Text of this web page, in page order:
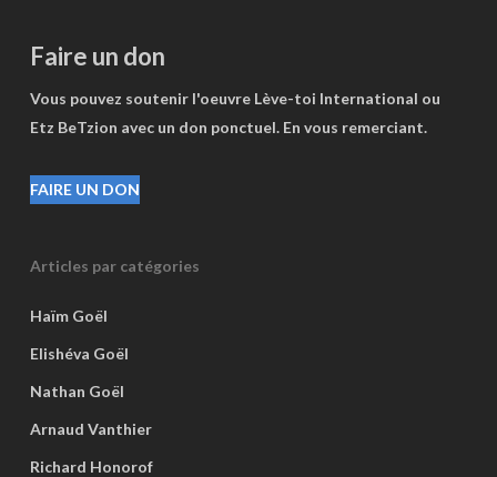
Faire un don
Vous pouvez soutenir l'oeuvre Lève-toi International ou
Etz BeTzion avec un don ponctuel. En vous remerciant.
FAIRE UN DON
Articles par catégories
Haïm Goël
Elishéva Goël
Nathan Goël
Arnaud Vanthier
Richard Honorof